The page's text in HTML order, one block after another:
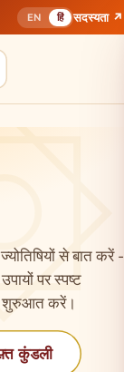
EN हिं सदस्यता ↗
से बात करें -
पर स्पष्ट
शुरुआत करें।
कुंडली